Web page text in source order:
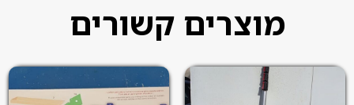
מוצרים קשורים